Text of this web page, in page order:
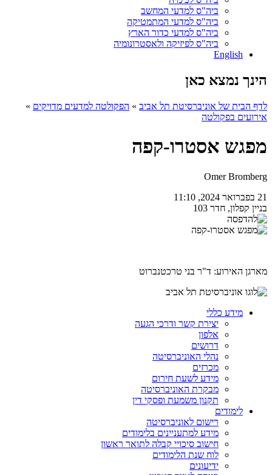
ביה"ס למדעי המחשב
ביה"ס למדעי המתמטיקה
ביה"ס למדעי כדור הארץ
ביה"ס לפיזיקה ולאסטרונומיה
English
הינך נמצא כאן
לדף הבית של אוניברסיטת תל אביב » הפקולטה למדעים מדויקים »
אירועים בפקולטה
מפגש אסטרו-קפה
Omer Bromberg
21 בפברואר 2024, 11:10
בניין קפלון, חדר 103
מארגן האירוע: ד"ר בני טרכטנברוט
מידע כללי
יצירת קשר ודרכי הגעה
אלפון
דרושים
נהלי האוניברסיטה
מכרזים
מידע לשעת חירום
מבקרת האוניברסיטה
תקנון משמעת ופסקי דין
לימודים
רישום לאוניברסיטה
מידע למתעניינים בלימודים
חישוב סיכויי קבלה לתואר ראשון
לוח שנת הלימודים
ידיעונים